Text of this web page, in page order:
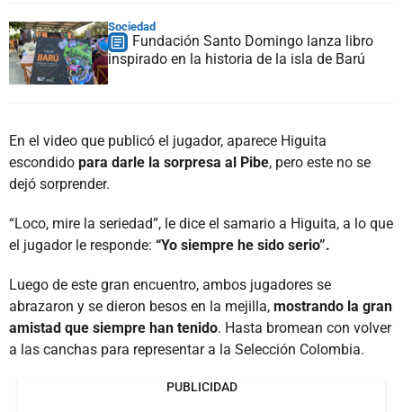
Sociedad
Fundación Santo Domingo lanza libro
inspirado en la historia de la isla de Barú
En el video que publicó el jugador, aparece Higuita
escondido para darle la sorpresa al Pibe, pero este no se
dejó sorprender.
“Loco, mire la seriedad”, le dice el samario a Higuita, a lo que
el jugador le responde: “Yo siempre he sido serio”.
Luego de este gran encuentro, ambos jugadores se
abrazaron y se dieron besos en la mejilla, mostrando la gran
amistad que siempre han tenido. Hasta bromean con volver
a las canchas para representar a la Selección Colombia.
PUBLICIDAD